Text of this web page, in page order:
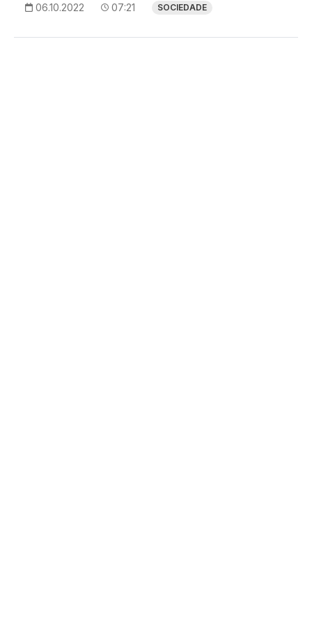
06.10.2022 07:21 SOCIEDADE